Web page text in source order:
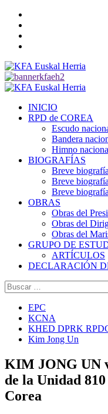
Saltar
contenido
Menú
INICIO
RPD de COREA
Escudo
Bandera
Himno
BIOGRAFÍAS
Breve
Breve
Breve
OBRAS
Obras del
Obras del
Obras del
GRUPO DE
ARTÍCULOS
DECLARACIÓN
Buscar:
EPC
KCNA
KHED DPRK
Kim Jong Un
KIM JONG UN
de la Unidad
Corea